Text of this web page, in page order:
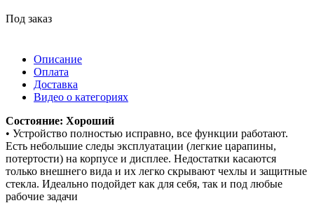
Под заказ
Описание
Оплата
Доставка
Видео о категориях
Состояние: Хороший
• Устройство полностью исправно, все функции работают.
Есть небольшие следы эксплуатации (легкие царапины,
потертости) на корпусе и дисплее. Недостатки касаются
только внешнего вида и их легко скрывают чехлы и защитные
стекла. Идеально подойдет как для себя, так и под любые
рабочие задачи